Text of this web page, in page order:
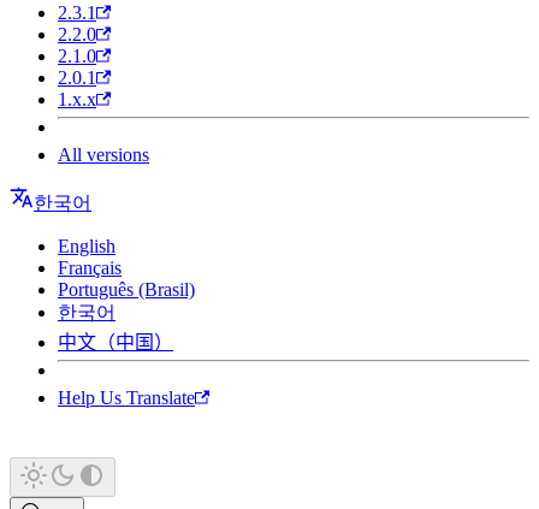
2.3.1
2.2.0
2.1.0
2.0.1
1.x.x
All versions
한국어
English
Français
Português (Brasil)
한국어
中文（中国）
Help Us Translate